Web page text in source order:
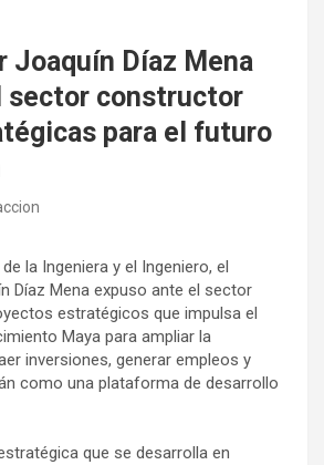
Joaquín Díaz Mena
sector constructor
para el futuro
la Ingeniera y el Ingeniero, el
Díaz Mena expuso ante el sector
estratégicos que impulsa el
Maya para ampliar la
inversiones, generar empleos y
como una plataforma de desarrollo
que se desarrolla en